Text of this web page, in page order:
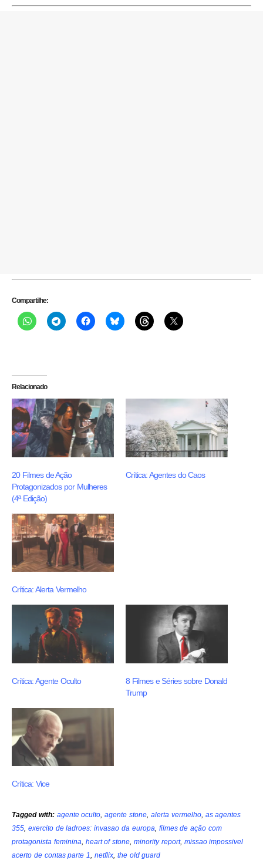
Compartilhe:
Relacionado
20 Filmes de Ação
Protagonizados por Mulheres
(4ª Edição)
Crítica: Agentes do Caos
Crítica: Alerta Vermelho
Crítica: Agente Oculto
8 Filmes e Séries sobre Donald
Trump
Crítica: Vice
Tagged with: agente oculto,agente stone, alerta vermelho, as agentes
355, exercito de ladroes: invasao da europa, filmes de ação com
protagonista feminina, heart of stone,minority report, missao impossivel
acerto de contas parte 1,netflix, the old guard